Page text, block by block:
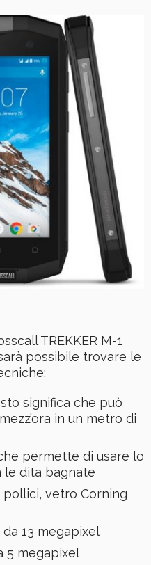
TREKKER M-1
possibile trovare le
significa che può
in un metro di
permette di usare lo
le dita bagnate
pollici, vetro Corning
13 megapixel
5 megapixel